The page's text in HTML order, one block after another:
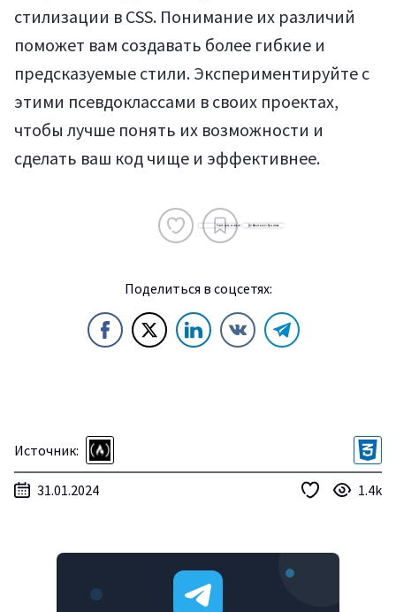
Поделиться в соцсетях:
стилизации в CSS. Понимание их различий
поможет вам создавать более гибкие и
предсказуемые стили. Экспериментируйте с
этими псевдоклассами в своих проектах,
чтобы лучше понять их возможности и
сделать ваш код чище и эффективнее.
Источник:
31.01.2024 1.4k